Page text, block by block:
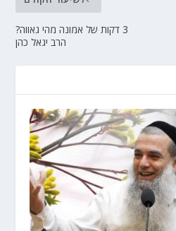
3 דקות של אמונה מהי גאווה?
הרב יגאל כהן